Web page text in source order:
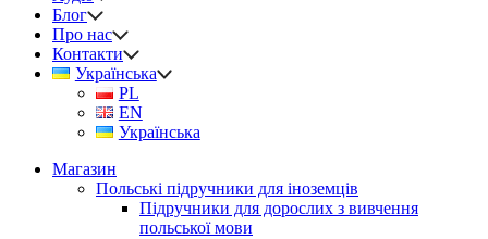
Блог
Про нас
Контакти
Українська
PL
EN
Українська
Магазин
Польські підручники для іноземців
Підручники для дорослих з вивчення
польської мови